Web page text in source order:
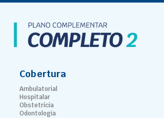
Cobertura
Ambulatorial
Hospitalar
Obstetrícia
Odontologia